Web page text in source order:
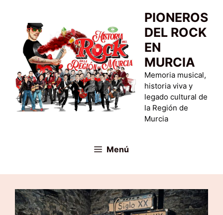
contenido
PIONEROS
DEL ROCK
EN
MURCIA
Memoria musical,
historia viva y
legado cultural de
la Región de
Murcia
Menú